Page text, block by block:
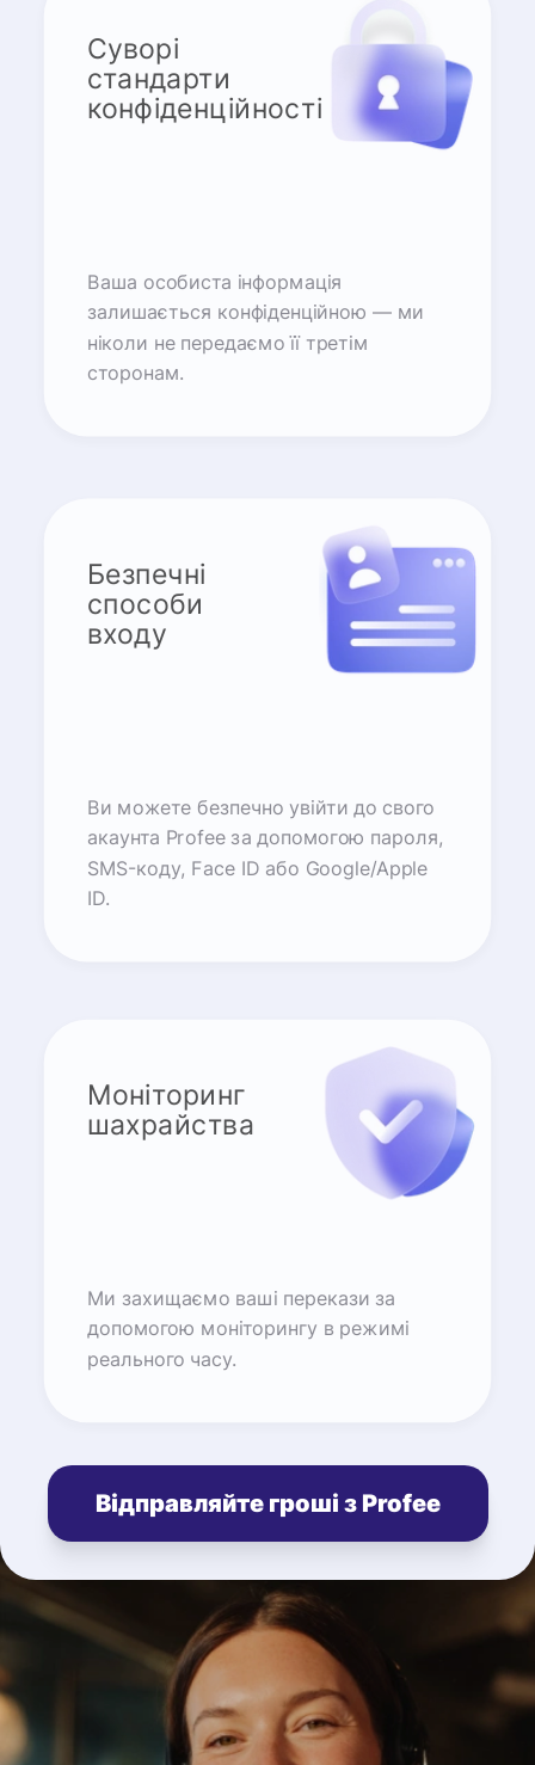
Суворі
стандарти
конфіденційності
Ваша особиста інформація
залишається конфіденційною — ми
ніколи не передаємо її третім
сторонам.
Безпечні
способи
входу
Ви можете безпечно увійти до свого
акаунта Profee за допомогою пароля,
SMS-коду, Face ID або Google/Apple
ID.
Моніторинг
шахрайства
Ми захищаємо ваші перекази за
допомогою моніторингу в режимі
реального часу.
Відправляйте гроші з Profee